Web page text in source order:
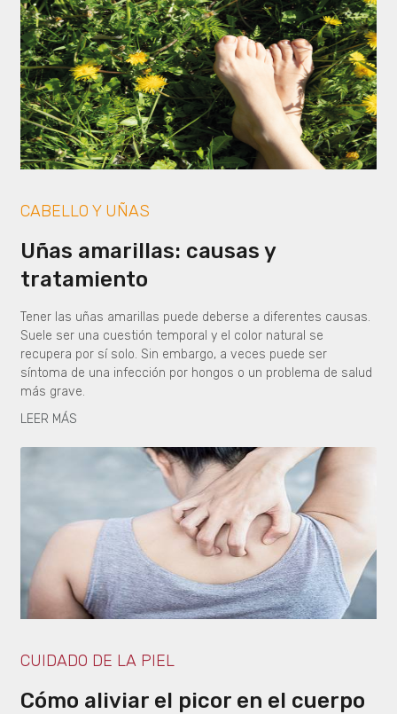
CABELLO Y UÑAS
Uñas amarillas: causas y
tratamiento
Tener las uñas amarillas puede deberse a diferentes causas.
Suele ser una cuestión temporal y el color natural se
recupera por sí solo. Sin embargo, a veces puede ser
síntoma de una infección por hongos o un problema de salud
más grave.
LEER MÁS
CUIDADO DE LA PIEL
Cómo aliviar el picor en el cuerpo